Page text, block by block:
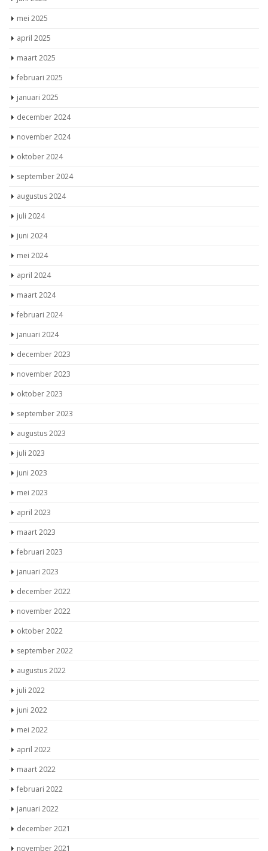
mei 2025
april 2025
maart 2025
februari 2025
januari 2025
december 2024
november 2024
oktober 2024
september 2024
augustus 2024
juli 2024
juni 2024
mei 2024
april 2024
maart 2024
februari 2024
januari 2024
december 2023
november 2023
oktober 2023
september 2023
augustus 2023
juli 2023
juni 2023
mei 2023
april 2023
maart 2023
februari 2023
januari 2023
december 2022
november 2022
oktober 2022
september 2022
augustus 2022
juli 2022
juni 2022
mei 2022
april 2022
maart 2022
februari 2022
januari 2022
december 2021
november 2021